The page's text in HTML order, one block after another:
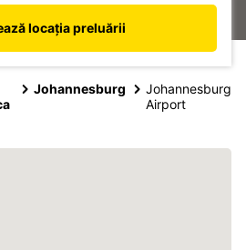
locația preluării
Johannesburg
Johannesburg
Airport